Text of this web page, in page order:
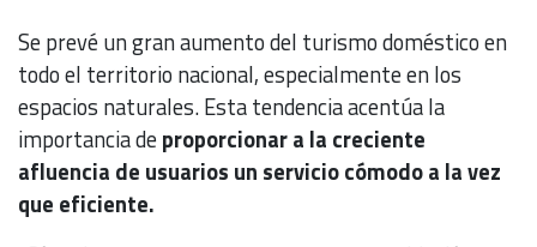
Se prevé un gran aumento del turismo doméstico en
todo el territorio nacional, especialmente en los
espacios naturales. Esta tendencia acentúa la
importancia deproporcionar a la creciente
afluencia de usuarios un servicio cómodo a la vez
que eficiente.